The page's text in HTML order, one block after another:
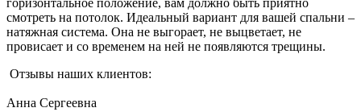
смотреть на потолок. Идеальный вариант для вашей спальни –
натяжная система. Она не выгорает, не выцветает, не
провисает и со временем на ней не появляются трещины.
Отзывы наших клиентов:
Анна Сергеевна